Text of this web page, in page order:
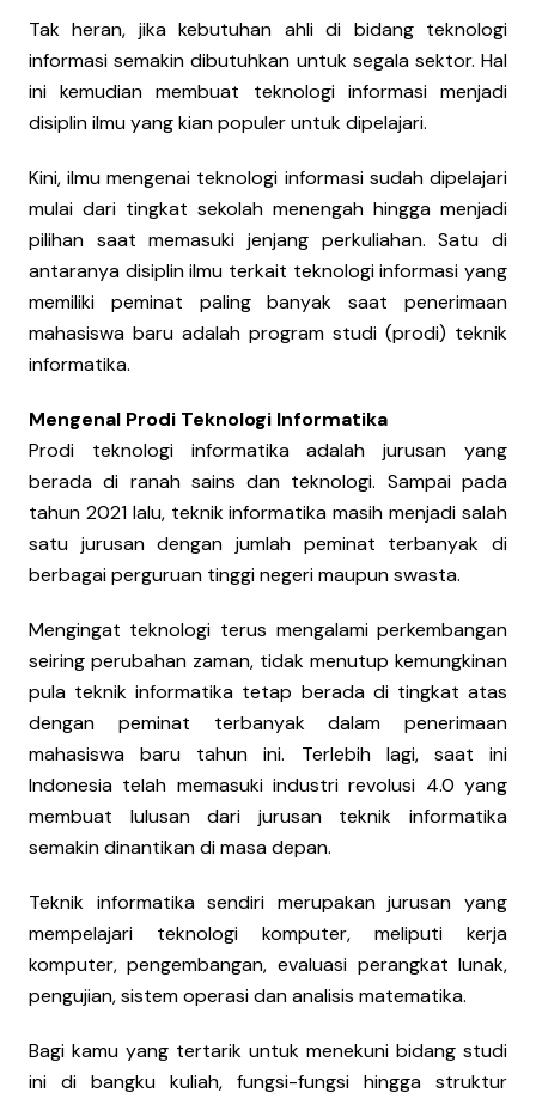
Tak heran, jika kebutuhan ahli di bidang teknologi
informasi semakin dibutuhkan untuk segala sektor. Hal
ini kemudian membuat teknologi informasi menjadi
disiplin ilmu yang kian populer untuk dipelajari.
Kini, ilmu mengenai teknologi informasi sudah dipelajari
mulai dari tingkat sekolah menengah hingga menjadi
pilihan saat memasuki jenjang perkuliahan. Satu di
antaranya disiplin ilmu terkait teknologi informasi yang
memiliki peminat paling banyak saat penerimaan
mahasiswa baru adalah program studi (prodi) teknik
informatika.
Mengenal Prodi Teknologi Informatika
Prodi teknologi informatika adalah jurusan yang
berada di ranah sains dan teknologi. Sampai pada
tahun 2021 lalu, teknik informatika masih menjadi salah
satu jurusan dengan jumlah peminat terbanyak di
berbagai perguruan tinggi negeri maupun swasta.
Mengingat teknologi terus mengalami perkembangan
seiring perubahan zaman, tidak menutup kemungkinan
pula teknik informatika tetap berada di tingkat atas
dengan peminat terbanyak dalam penerimaan
mahasiswa baru tahun ini. Terlebih lagi, saat ini
Indonesia telah memasuki industri revolusi 4.0 yang
membuat lulusan dari jurusan teknik informatika
semakin dinantikan di masa depan.
Teknik informatika sendiri merupakan jurusan yang
mempelajari teknologi komputer, meliputi kerja
komputer, pengembangan, evaluasi perangkat lunak,
pengujian, sistem operasi dan analisis matematika.
Bagi kamu yang tertarik untuk menekuni bidang studi
ini di bangku kuliah, fungsi-fungsi hingga struktur